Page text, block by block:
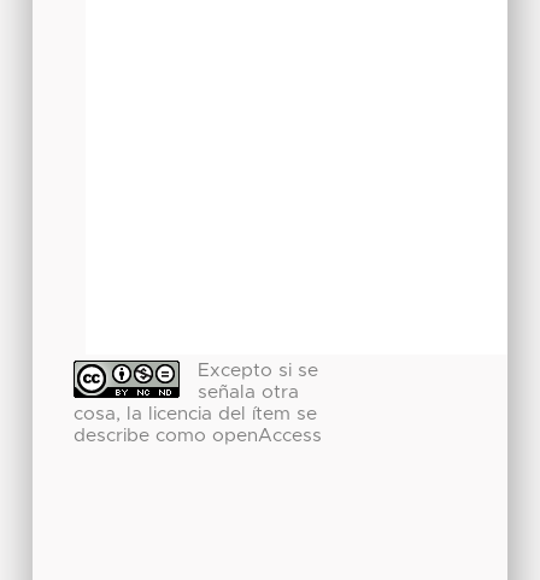
Excepto si se
señala otra
cosa, la licencia del ítem se
describe como openAccess